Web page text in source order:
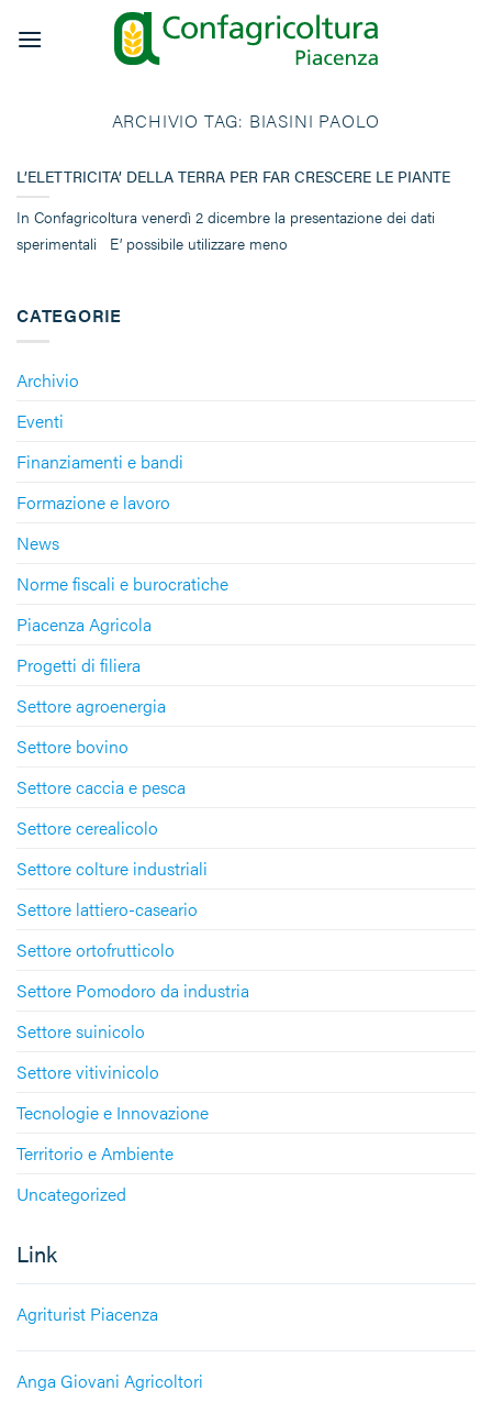
ARCHIVIO TAG: BIASINI PAOLO
CATEGORIE
Archivio
Eventi
Finanziamenti e bandi
Formazione e lavoro
News
Norme fiscali e burocratiche
Piacenza Agricola
Progetti di filiera
Settore agroenergia
Settore bovino
Settore caccia e pesca
Settore cerealicolo
Settore colture industriali
Settore lattiero-caseario
Settore ortofrutticolo
Settore Pomodoro da industria
Settore suinicolo
Settore vitivinicolo
Tecnologie e Innovazione
Territorio e Ambiente
Uncategorized
Link
Agriturist Piacenza
Anga Giovani Agricoltori
L’ELETTRICITA’ DELLA TERRA PER FAR CRESCERE LE PIANTE
In Confagricoltura venerdì 2 dicembre la presentazione dei dati
sperimentali E’ possibile utilizzare meno